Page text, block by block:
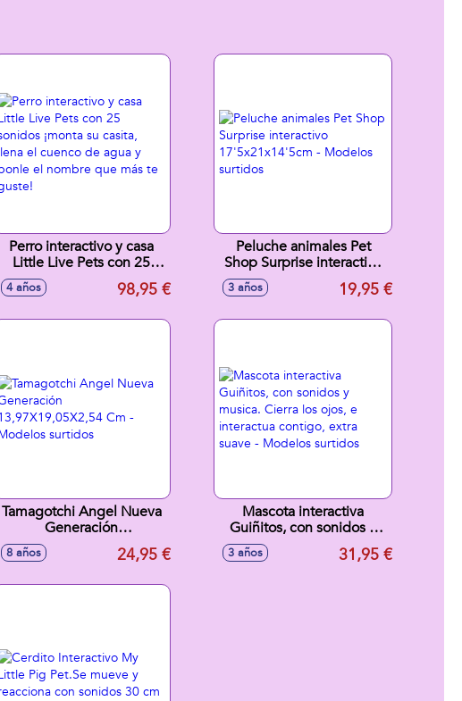
Perro interactivo y casa
Little Live Pets con 25
sonidos ¡monta su casita,
llena el cuenco de agua y
4 años 98,95 €
Peluche animales Pet
Shop Surprise interactivo
17'5x21x14'5cm -
Modelos surtidos
3 años 19,95 €
Tamagotchi Angel Nueva
Generación
13,97X19,05X2,54 Cm -
Modelos surtidos
8 años 24,95 €
Mascota interactiva
Guiñitos, con sonidos y
musica. Cierra los ojos, e
interactua contigo, extra
3 años 31,95 €